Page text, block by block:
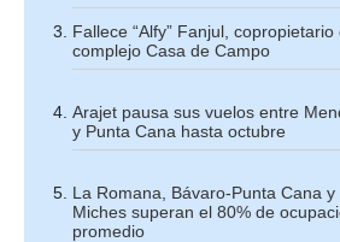
Fallece “Alfy” Fanjul, copropietario
complejo Casa de Campo
Arajet pausa sus vuelos entre
y Punta Cana hasta octubre
La Romana, Bávaro-Punta Cana y
Miches superan el 80% de
promedio